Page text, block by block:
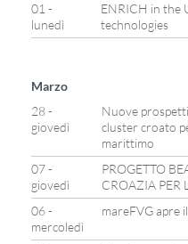
01 -
lunedì
ENRICH in the
technologies
Marzo
28 -
giovedì
Nuove
cluster croato
marittimo
07 -
giovedì
PROGETTO
CROAZIA PER
06 -
mercoledì
mareFVG apre